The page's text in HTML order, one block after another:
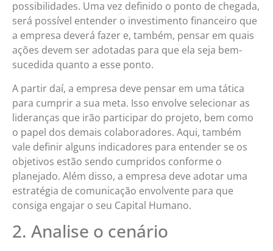
possibilidades. Uma vez definido o ponto de chegada,
será possível entender o investimento financeiro que
a empresa deverá fazer e, também, pensar em quais
ações devem ser adotadas para que ela seja bem-
sucedida quanto a esse ponto.
A partir daí, a empresa deve pensar em uma tática
para cumprir a sua meta. Isso envolve selecionar as
lideranças que irão participar do projeto, bem como
o papel dos demais colaboradores. Aqui, também
vale definir alguns indicadores para entender se os
objetivos estão sendo cumpridos conforme o
planejado. Além disso, a empresa deve adotar uma
estratégia de comunicação envolvente para que
consiga engajar o seu Capital Humano.
2. Analise o cenário